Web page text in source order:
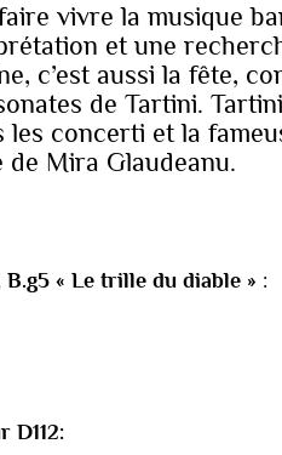
vivre la musique
et une
c’est aussi la fête,
de Tartini.
concerti et la
de Mira Glaudeanu.
« Le trille du diable » :
D112: